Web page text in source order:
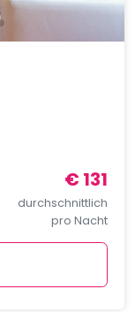
€ 131
durchschnittlich
pro Nacht